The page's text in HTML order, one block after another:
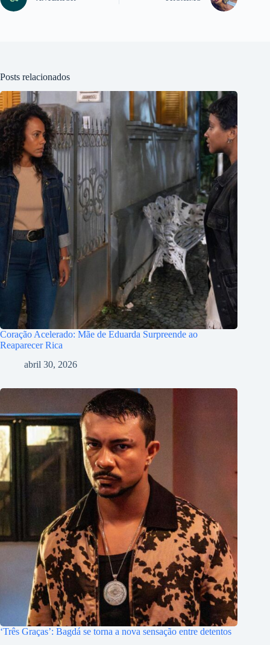
Posts relacionados
Coração Acelerado: Mãe de Eduarda Surpreende ao
Reaparecer Rica
abril 30, 2026
‘Três Graças’: Bagdá se torna a nova sensação entre detentos